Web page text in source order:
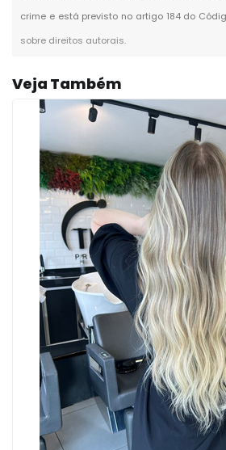
crime e está previsto no artigo 184 do
sobre direitos autorais.
Veja Também